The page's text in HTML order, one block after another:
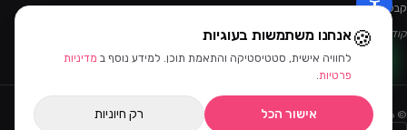
קבלו מבצעים ומוצרים חדשים קודם.
קוד ההטמעה של הניוזלטר יתווסף מהאדמין.
©
2026
ביוטי דיפו · כל הזכויות שמורות
🍪אנחנו משתמשות בעוגיות
לחוויה אישית, סטטיסטיקה והתאמת תוכן. למידע נוסף ב מדיניות
פרטיות.
אישור הכל רק חיוניות